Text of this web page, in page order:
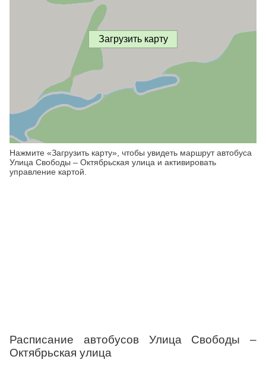
Загрузить карту
Нажмите «Загрузить карту», чтобы увидеть маршрут автобуса
Улица Свободы – Октябрьская улица и активировать
управление картой.
Расписание автобусов Улица Свободы –
Октябрьская улица